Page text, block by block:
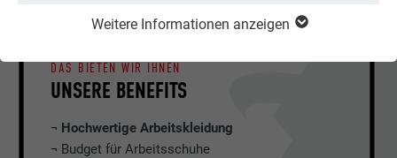
Weitere Informationen anzeigen
UNSERE BENEFITS
DAS BIETEN WIR IHNEN
¬ Hochwertige Arbeitskleidung
¬ Budget für Arbeitsschuhe